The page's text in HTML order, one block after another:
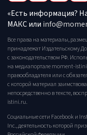
«Есть информация?
МАКС или
Все права на материалы,
принадлежат Издательскому
с законодательством РФ.
на медиапортале moment-
правообладателя или с
с которой материал
непосредственно в тексте,
istini.ru.
Социальные сети Facebook и
Inc., деятельность которой